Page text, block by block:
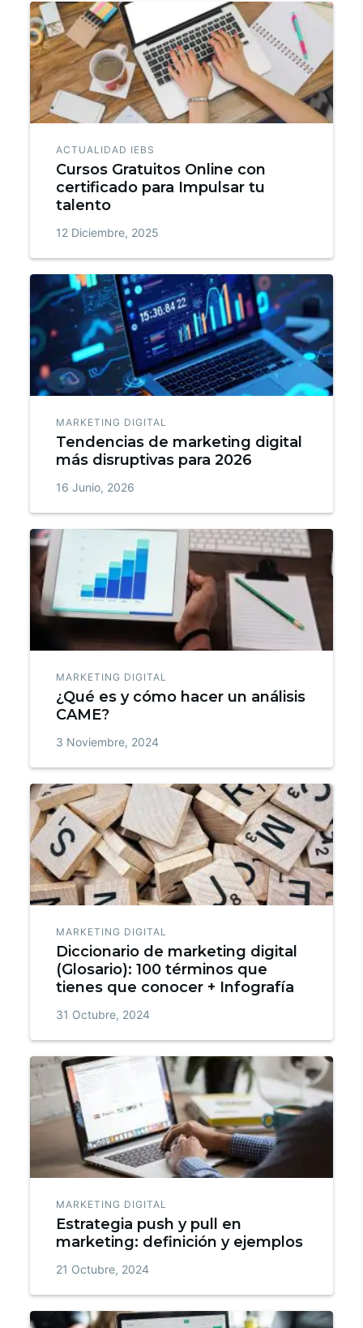
ACTUALIDAD IEBS
Cursos Gratuitos Online con
certificado para Impulsar tu
talento
12 Diciembre, 2025
MARKETING DIGITAL
Tendencias de marketing digital
más disruptivas para 2026
16 Junio, 2026
MARKETING DIGITAL
¿Qué es y cómo hacer un análisis
CAME?
3 Noviembre, 2024
MARKETING DIGITAL
Diccionario de marketing digital
(Glosario): 100 términos que
tienes que conocer + Infografía
31 Octubre, 2024
MARKETING DIGITAL
Estrategia push y pull en
marketing: definición y ejemplos
21 Octubre, 2024